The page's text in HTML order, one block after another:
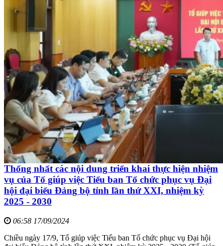
Thống nhất các nội dung triển khai thực hiện nhiệm
vụ của Tổ giúp việc Tiểu ban Tổ chức phục vụ Đại
hội đại biểu Đảng bộ tỉnh lần thứ XXI, nhiệm kỳ
2025 - 2030
06:58 17/09/2024
Chiều ngày 17/9, Tổ giúp việc Tiểu ban Tổ chức phục vụ Đại hội